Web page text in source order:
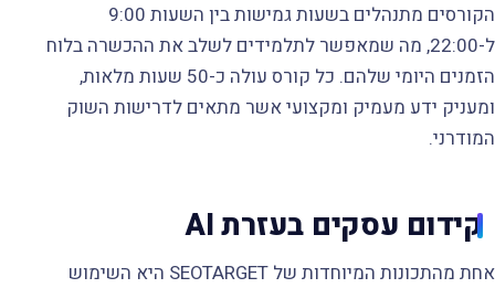
הקורסים מתנהלים בשעות גמישות בין השעות 9:00
ל-22:00, מה שמאפשר לתלמידים לשלב את ההכשרה בלוח
הזמנים היומי שלהם. כל קורס עולה כ-50 שעות מלאות,
ומעניק ידע מעמיק ומקצועי אשר מתאים לדרישות השוק
המודרני.
קידום עסקים בעזרת AI
אחת מהתכונות המיוחדות של SEOTARGET היא השימוש